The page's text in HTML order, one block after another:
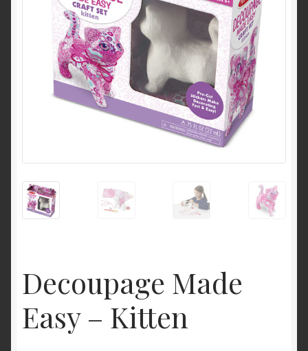
Contacto
Maletines deportivos, figurines, juguetes, Guatemala
Política de Privacidad
Register (Registrarse)
Decoupage Made
Easy – Kitten